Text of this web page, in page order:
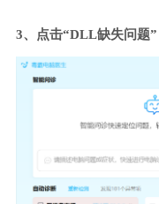
3、点击“DLL缺失问题”